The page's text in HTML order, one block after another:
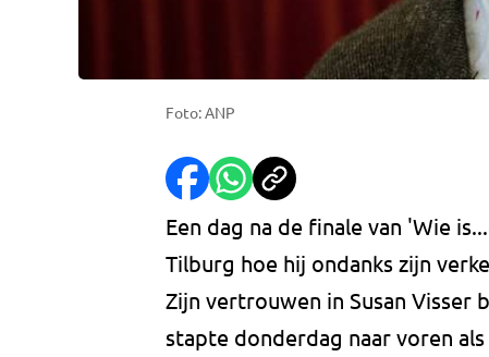
Foto: ANP
Een dag na de finale van 'Wie
Tilburg hoe hij ondanks zijn
Zijn vertrouwen in Susan Visser
stapte donderdag naar voren